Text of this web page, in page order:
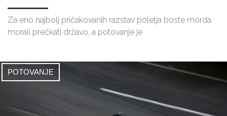
Za eno najbolj pričakovanih razstav poletja boste morda
morali prečkati državo, a potovanje je
POTOVANJE